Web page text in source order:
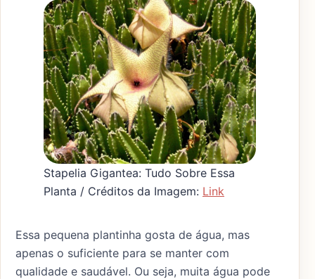
Stapelia Gigantea: Tudo Sobre Essa
Planta / Créditos da Imagem: Link
Essa pequena plantinha gosta de água, mas
apenas o suficiente para se manter com
qualidade e saudável. Ou seja, muita água pode